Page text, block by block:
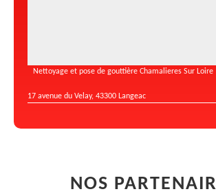
Nettoyage et pose de gouttière Chamalieres Sur Loire
17 avenue du Velay, 43300 Langeac
NOS